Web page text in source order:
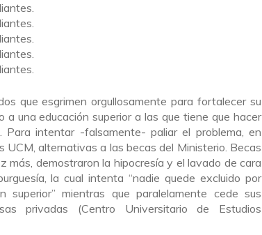
que esgrimen orgullosamente para fortalecer su
a una educación superior a las que tiene que hacer
intentar -falsamente- paliar el problema, en
alternativas a las becas del Ministerio. Becas
más, demostraron la hipocresía y el lavado de cara
la cual intenta “nadie quede excluido por
superior” mientras que paralelamente cede sus
privadas (Centro Universitario de Estudios